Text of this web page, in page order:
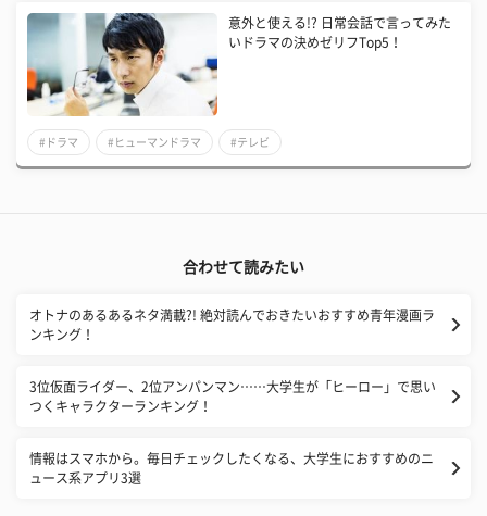
意外と使える!? 日常会話で言ってみた
いドラマの決めゼリフTop5！
#ドラマ #ヒューマンドラマ #テレビ
合わせて読みたい
オトナのあるあるネタ満載?! 絶対読んでおきたいおすすめ青年漫画ラ
ンキング！
3位仮面ライダー、2位アンパンマン……大学生が「ヒーロー」で思い
つくキャラクターランキング！
情報はスマホから。毎日チェックしたくなる、大学生におすすめのニ
ュース系アプリ3選